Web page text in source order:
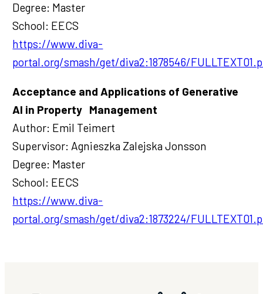
Degree: Master
School: EECS
https://www.diva-
portal.org/smash/get/diva2:1878546/
Acceptance and Applications of Generative
AI in Property Management
Author: Emil Teimert
Supervisor: Agnieszka Zalejska Jonsson
Degree: Master
School: EECS
https://www.diva-
portal.org/smash/get/diva2:1873224/